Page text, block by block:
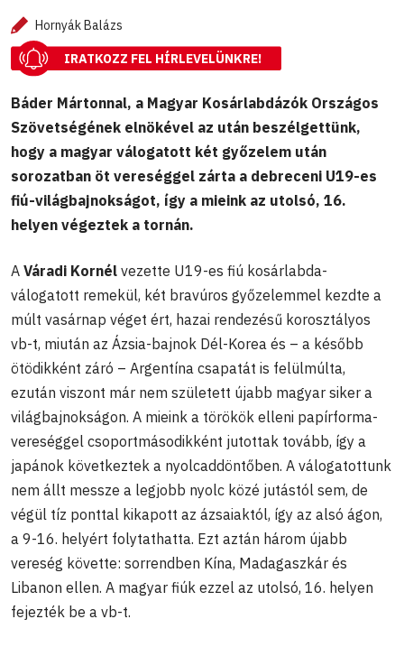
Hornyák Balázs
IRATKOZZ FEL HÍRLEVELÜNKRE!
Báder Mártonnal, a Magyar Kosárlabdázók Országos
Szövetségének elnökével az után beszélgettünk,
hogy a magyar válogatott két győzelem után
sorozatban öt vereséggel zárta a debreceni U19-es
fiú-világbajnokságot, így a mieink az utolsó, 16.
helyen végeztek a tornán.
A Váradi Kornél vezette U19-es fiú kosárlabda-
válogatott remekül, két bravúros győzelemmel kezdte a
múlt vasárnap véget ért, hazai rendezésű korosztályos
vb-t, miután az Ázsia-bajnok Dél-Korea és – a később
ötödikként záró – Argentína csapatát is felülmúlta,
ezután viszont már nem született újabb magyar siker a
világbajnokságon. A mieink a törökök elleni papírforma-
vereséggel csoportmásodikként jutottak tovább, így a
japánok következtek a nyolcaddöntőben. A válogatottunk
nem állt messze a legjobb nyolc közé jutástól sem, de
végül tíz ponttal kikapott az ázsaiaktól, így az alsó ágon,
a 9-16. helyért folytathatta. Ezt aztán három újabb
vereség követte: sorrendben Kína, Madagaszkár és
Libanon ellen. A magyar fiúk ezzel az utolsó, 16. helyen
fejezték be a vb-t.